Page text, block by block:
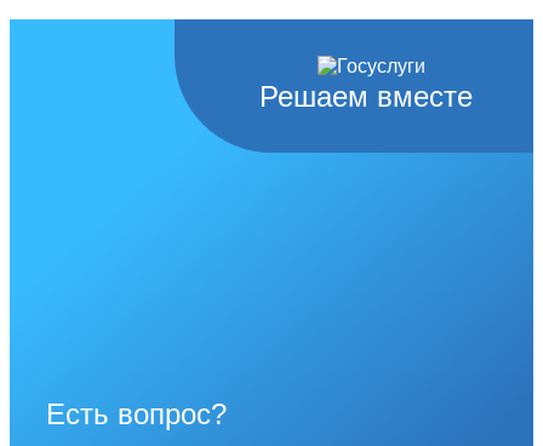
Решаем вместе
Есть вопрос?